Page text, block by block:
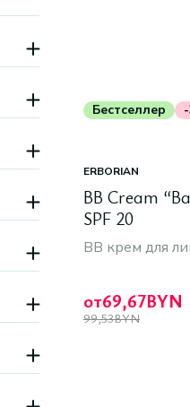
Бестселлер
ERBORIAN
BB Cream
SPF 20
BB крем для
от69,67BYN
99,53BYN